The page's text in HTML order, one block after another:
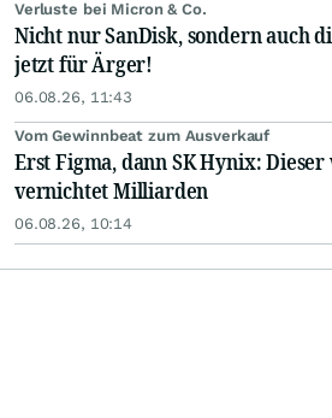
Verluste bei Micron & Co.
Nicht nur SanDisk, sondern auch
jetzt für Ärger!
06.08.26, 11:43
Vom Gewinnbeat zum Ausverkauf
Erst Figma, dann SK Hynix:
vernichtet Milliarden
06.08.26, 10:14